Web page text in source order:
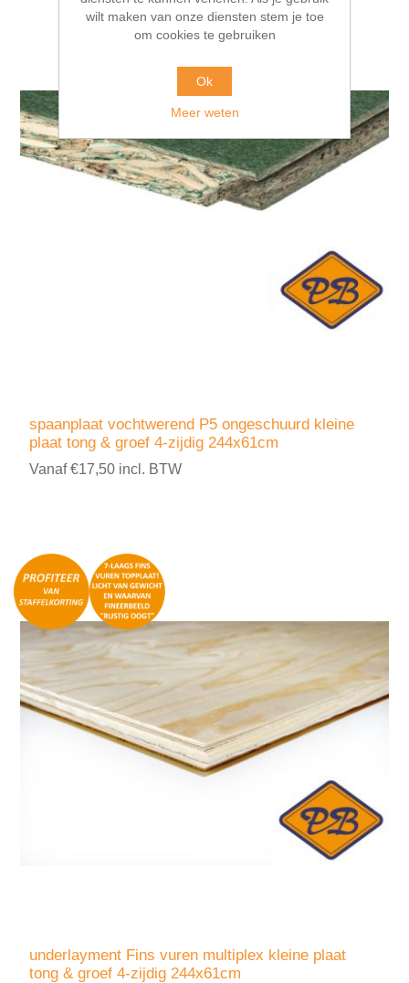
spaanplaat vochtwerend P5 ongeschuurd kleine
plaat tong & groef 4-zijdig 244x61cm
Vanaf €17,50 incl. BTW
underlayment Fins vuren multiplex kleine plaat
tong & groef 4-zijdig 244x61cm
wilt maken van onze diensten stem je toe
om cookies te gebruiken
Ok
Meer weten